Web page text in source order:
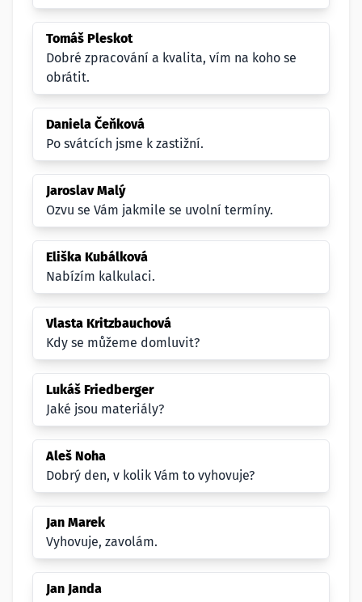
Tomáš Pleskot
Dobré zpracování a kvalita, vím na koho se
obrátit.
Daniela Čeňková
Po svátcích jsme k zastižní.
Jaroslav Malý
Ozvu se Vám jakmile se uvolní termíny.
Eliška Kubálková
Nabízím kalkulaci.
Vlasta Kritzbauchová
Kdy se můžeme domluvit?
Lukáš Friedberger
Jaké jsou materiály?
Aleš Noha
Dobrý den, v kolik Vám to vyhovuje?
Jan Marek
Vyhovuje, zavolám.
Jan Janda